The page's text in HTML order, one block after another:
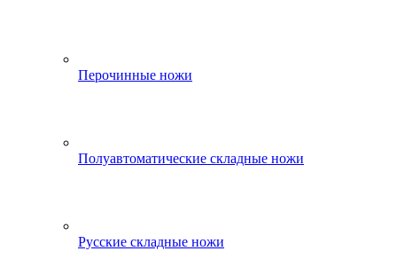
Перочинные ножи
Полуавтоматические складные ножи
Русские складные ножи